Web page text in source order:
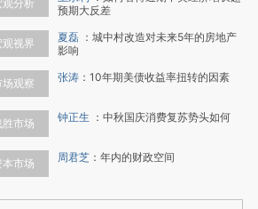
观分析
预期大反差
观视界 夏磊 ： 城中村改造对未来5年的房地产
影响
场观察 张涛 ： 10年期美债收益率扭转的因素
胜市场 钟正生 ： 中秋国庆消费复苏势头如何
本市场 周君芝 ： 年内的财政空间